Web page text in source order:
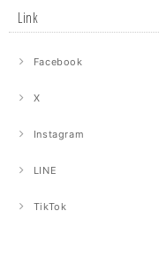
Link
Facebook
X
Instagram
LINE
TikTok